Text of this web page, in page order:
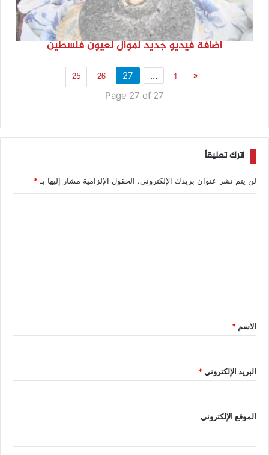
اضافة فيديو جديد لموال لعيون فلسطين
«
1
…
25 26
27
Page 27 of 27
اترك تعليقاً
لن يتم نشر عنوان بريدك الإلكتروني. الحقول الإلزامية مشار إليها بـ *
الاسم *
البريد الإلكتروني*
الموقع الإلكتروني